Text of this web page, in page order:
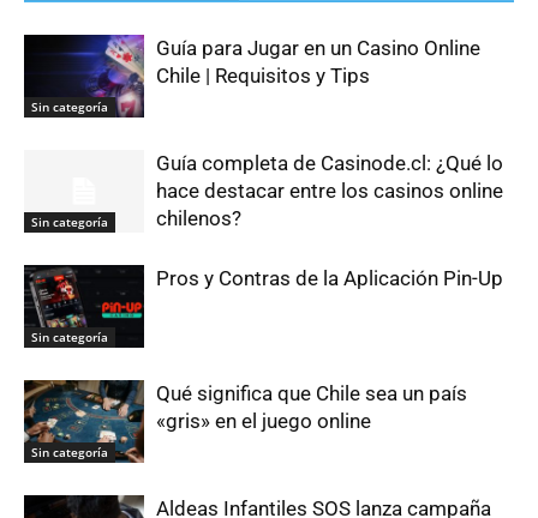
Sin categoría
Guía para Jugar en un Casino Online
Chile | Requisitos y Tips
Sin categoría
Guía completa de Casinode.cl: ¿Qué lo
hace destacar entre los casinos online
chilenos?
Sin categoría
Pros y Contras de la Aplicación Pin-Up
Sin categoría
Qué significa que Chile sea un país
«gris» en el juego online
Aldeas Infantiles SOS lanza campaña